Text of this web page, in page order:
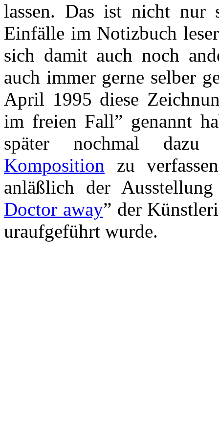
lassen. Das ist nicht nur
Einfälle im Notizbuch
sich damit auch noch
auch immer gerne selber
April 1995 diese
im freien Fall” genannt
später nochmal dazu
Komposition zu
anläßlich der
Doctor away” der
uraufgeführt wurde.